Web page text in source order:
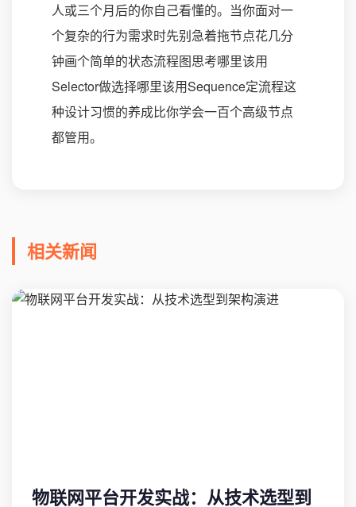
人或三个月后的你自己看懂的。当你面对一
个复杂的行为需求时先别急着拖节点花几分
钟画个简单的状态流程图思考哪里该用
Selector做选择哪里该用Sequence定流程这
种设计习惯的养成比你学会一百个高级节点
都管用。
相关新闻
物联网平台开发实战：从技术选型到